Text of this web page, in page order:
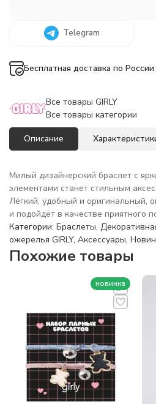
Telegram
Бесплатная доставка по России
Все товары GIRLY
Все товары категории
Описание
Милый дизайнерский браслет с
элементами станет стильным
Лёгкий, удобный и оригинальный,
и подойдёт в качестве приятного
Категории: Браслеты,
ожерелья GIRLY, Аксессуары,
Похожие товары
новинка